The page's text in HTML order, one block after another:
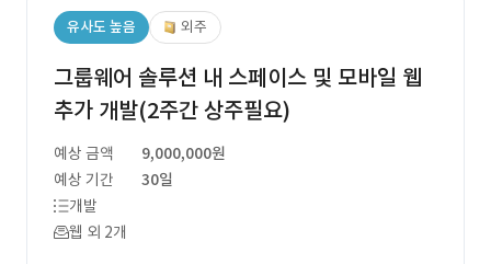
유사도 높음 외주
그룹웨어 솔루션 내 스페이스 및 모바일 웹
추가 개발(2주간 상주필요)
예상 금액
9,000,000원
예상 기간
30일
개발
웹 외 2개